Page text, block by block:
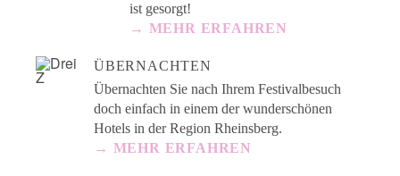
ist gesorgt!
→ MEHR ERFAHREN
ÜBERNACHTEN
Übernachten Sie nach Ihrem Festivalbesuch
doch einfach in einem der wunderschönen
Hotels in der Region Rheinsberg.
→ MEHR ERFAHREN